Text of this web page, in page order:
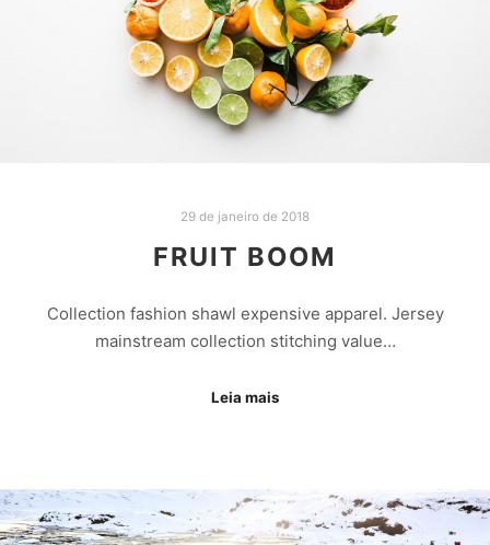
29 de janeiro de 2018
FRUIT BOOM
Collection fashion shawl expensive apparel. Jersey
mainstream collection stitching value…
Leia mais